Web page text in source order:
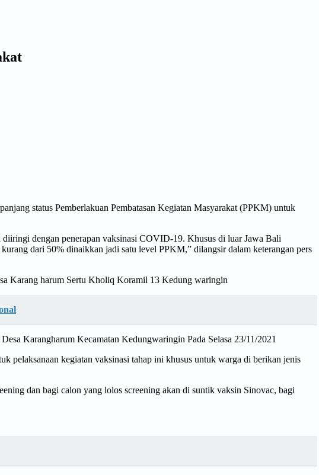
status Pemberlakuan Pembatasan Kegiatan Masyarakat (PPKM) untuk
dengan penerapan vaksinasi COVID-19. Khusus di luar Jawa Bali
dari 50% dinaikkan jadi satu level PPKM,” dilangsir dalam keterangan pers
Karang harum Sertu Kholiq Koramil 13 Kedung waringin
Karangharum Kecamatan Kedungwaringin Pada Selasa 23/11/2021
pelaksanaan kegiatan vaksinasi tahap ini khusus untuk warga di berikan jenis
dan bagi calon yang lolos screening akan di suntik vaksin Sinovac, bagi